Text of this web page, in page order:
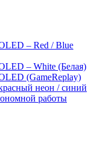
– Red / Blue
– White (Белая)
(GameReplay)
неон / синий
работы